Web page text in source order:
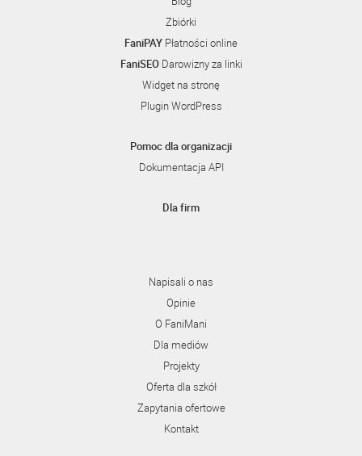
Zbiórki
FaniPAY Płatności online
FaniSEODarowizny za linki
Widget na stronę
Plugin WordPress
Pomoc dla organizacji
Dokumentacja API
Dla firm
Napisali o nas
Opinie
O FaniMani
Dla mediów
Projekty
Oferta dla szkół
Zapytania ofertowe
Kontakt